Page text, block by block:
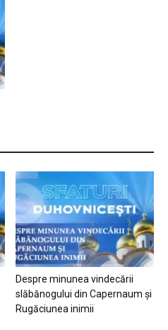
Despre minunea vindecării
slăbănogului din Capernaum și
Rugăciunea inimii